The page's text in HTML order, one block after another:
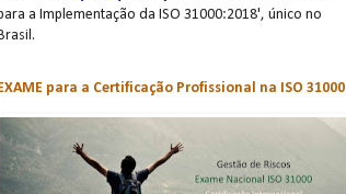
a Implementação da ISO 31000:2018', único no
para a Certificação Profissional na ISO 31000